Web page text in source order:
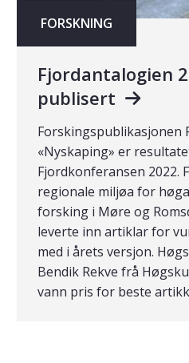
FORSKNING
Fjordantalogien
publisert
Forskingspublikasjonen
«Nyskaping» er
Fjordkonferansen 2022.
regionale miljøa for
forsking i Møre og
leverte inn artiklar for
med i årets versjon.
Bendik Rekve frå
vann pris for beste